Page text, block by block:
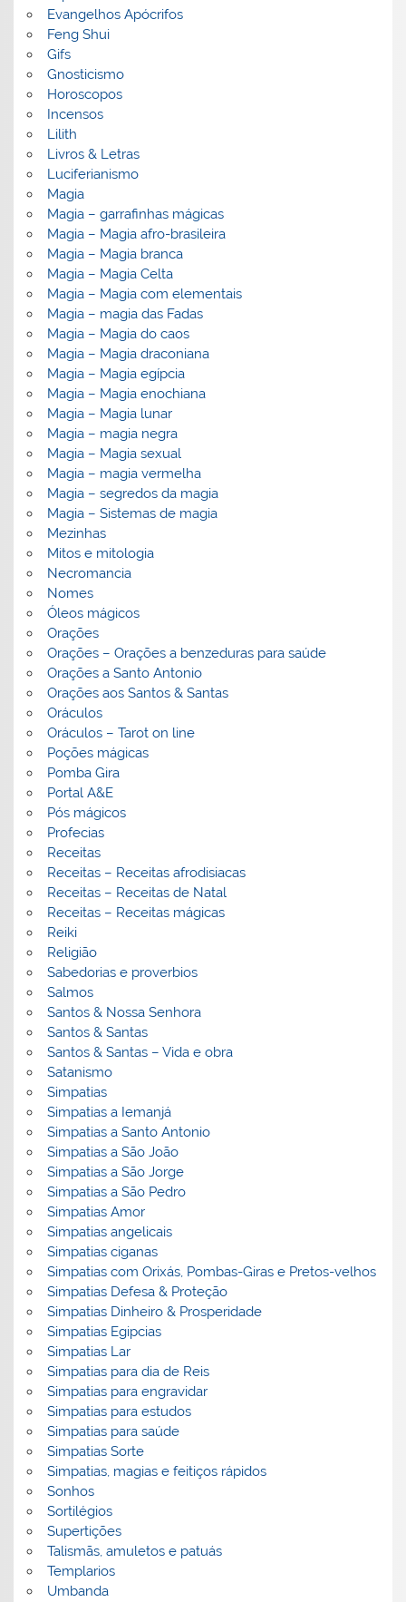
Evangelhos Apócrifos
Feng Shui
Gifs
Gnosticismo
Horoscopos
Incensos
Lilith
Livros & Letras
Luciferianismo
Magia
Magia – garrafinhas mágicas
Magia – Magia afro-brasileira
Magia – Magia branca
Magia – Magia Celta
Magia – Magia com elementais
Magia – magia das Fadas
Magia – Magia do caos
Magia – Magia draconiana
Magia – Magia egípcia
Magia – Magia enochiana
Magia – Magia lunar
Magia – magia negra
Magia – Magia sexual
Magia – magia vermelha
Magia – segredos da magia
Magia – Sistemas de magia
Mezinhas
Mitos e mitologia
Necromancia
Nomes
Óleos mágicos
Orações
Orações – Orações a benzeduras para saúde
Orações a Santo Antonio
Orações aos Santos & Santas
Oráculos
Oráculos – Tarot on line
Poções mágicas
Pomba Gira
Portal A&E
Pós mágicos
Profecias
Receitas
Receitas – Receitas afrodisiacas
Receitas – Receitas de Natal
Receitas – Receitas mágicas
Reiki
Religião
Sabedorias e proverbios
Salmos
Santos & Nossa Senhora
Santos & Santas
Santos & Santas – Vida e obra
Satanismo
Simpatias
Simpatias a Iemanjá
Simpatias a Santo Antonio
Simpatias a São João
Simpatias a São Jorge
Simpatias a São Pedro
Simpatias Amor
Simpatias angelicais
Simpatias ciganas
Simpatias com Orixás, Pombas-Giras e Pretos-velhos
Simpatias Defesa & Proteção
Simpatias Dinheiro & Prosperidade
Simpatias Egipcias
Simpatias Lar
Simpatias para dia de Reis
Simpatias para engravidar
Simpatias para estudos
Simpatias para saúde
Simpatias Sorte
Simpatias, magias e feitiços rápidos
Sonhos
Sortilégios
Supertições
Talismãs, amuletos e patuás
Templarios
Umbanda